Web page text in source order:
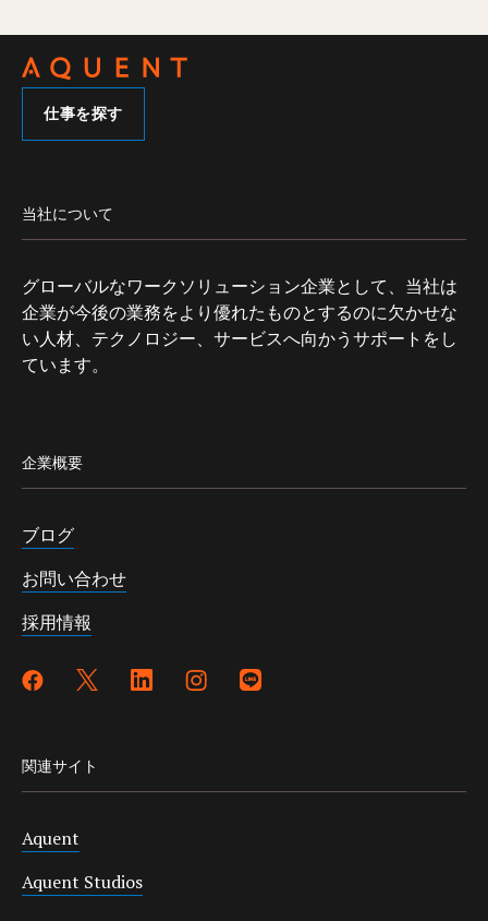
仕事を探す
当社について
グローバルなワークソリューション企業として、当社は
企業が今後の業務をより優れたものとするのに欠かせな
い人材、テクノロジー、サービスへ向かうサポートをし
ています。
企業概要
ブログ
お問い合わせ
採用情報
関連サイト
Aquent
Aquent Studios